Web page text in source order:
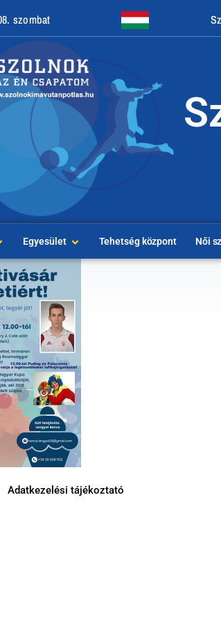
szombat
Egyesület Tehetség központ Női
Adatkezelési tájékoztató